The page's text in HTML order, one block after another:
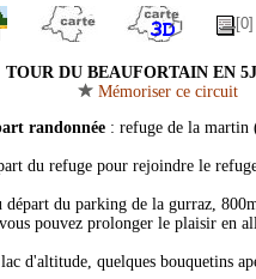
[0]
TOUR DU BEAUFORTAIN EN
Mémoriser ce circuit
randonnée : refuge de la martin
du refuge pour rejoindre le
départ du parking de la gurraz,
pouvez prolonger le plaisir en
d'altitude, quelques bouquetins